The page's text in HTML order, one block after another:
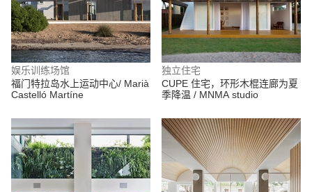
娱乐训练场馆
福门特拉岛水上运动中心/ Marià
Castelló Martíne
独立住宅
CUPE 住宅，环形木棍连廊为夏
季降温 / MNMA studio